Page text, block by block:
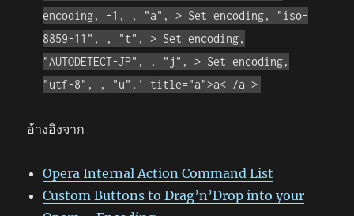
encoding, -1, , "a", > Set encoding, "iso-
8859-11", , "t", > Set encoding,
"AUTODETECT-JP", , "j", > Set encoding,
"utf-8", , "u",' title="a">a< /a >
อ้างอิงจาก
Opera Internal Action Command List
Custom Buttons to Drag’n’Drop into your